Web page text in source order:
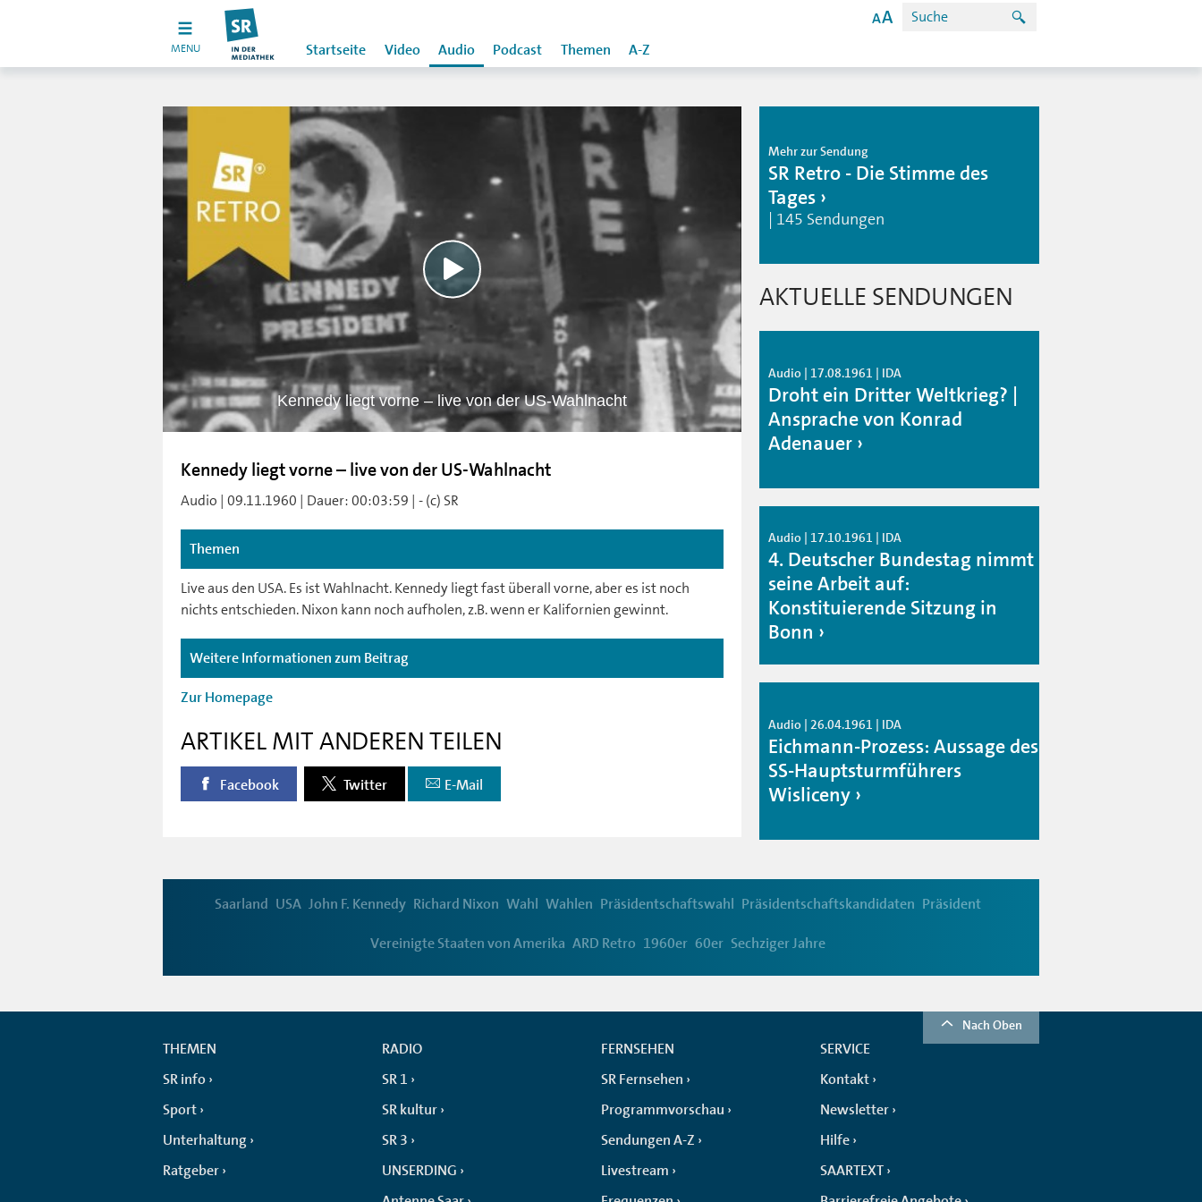
MENU Startseite Video Audio Podcast Themen A-Z
Kennedy liegt vorne – live von der US-Wahlnacht
Kennedy liegt vorne – live von der US-Wahlnacht
Audio | 09.11.1960 | Dauer: 00:03:59 | - (c) SR
Themen
Live aus den USA. Es ist Wahlnacht. Kennedy liegt fast überall vorne, aber es ist noch
nichts entschieden. Nixon kann noch aufholen, z.B. wenn er Kalifornien gewinnt.
Weitere Informationen zum Beitrag
Zur Homepage
ARTIKEL MIT ANDEREN TEILEN
Facebook Twitter E-Mail
Mehr zur Sendung
SR Retro - Die Stimme des
Tages
| 145 Sendungen
AKTUELLE SENDUNGEN
Audio | 17.08.1961 | IDA
Droht ein Dritter Weltkrieg? |
Ansprache von Konrad
Adenauer
Audio | 17.10.1961 | IDA
4. Deutscher Bundestag nimmt
seine Arbeit auf:
Konstituierende Sitzung in
Bonn
Audio | 26.04.1961 | IDA
Eichmann-Prozess: Aussage des
SS-Hauptsturmführers
Wisliceny
Saarland USA John F. Kennedy Richard Nixon Wahl Wahlen Präsidentschaftswahl Präsidentschaftskandidaten Präsident
Vereinigte Staaten von Amerika ARD Retro 1960er 60er Sechziger Jahre
Nach Oben
THEMEN
SR info
Sport
Unterhaltung
Ratgeber
RADIO
SR 1
SR kultur
SR 3
UNSERDING
FERNSEHEN
SR Fernsehen
Programmvorschau
Sendungen A-Z
Livestream
SERVICE
Kontakt
Newsletter
Hilfe
SAARTEXT